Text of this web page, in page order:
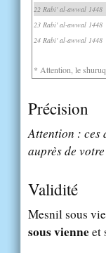
22 Rabi' al-awwal 1448
23 Rabi' al-awwal 1448
24 Rabi' al-awwal 1448
* Attention, le
Précision
Attention : ces
auprès de
Validité
Mesnil sous
sous vienneet